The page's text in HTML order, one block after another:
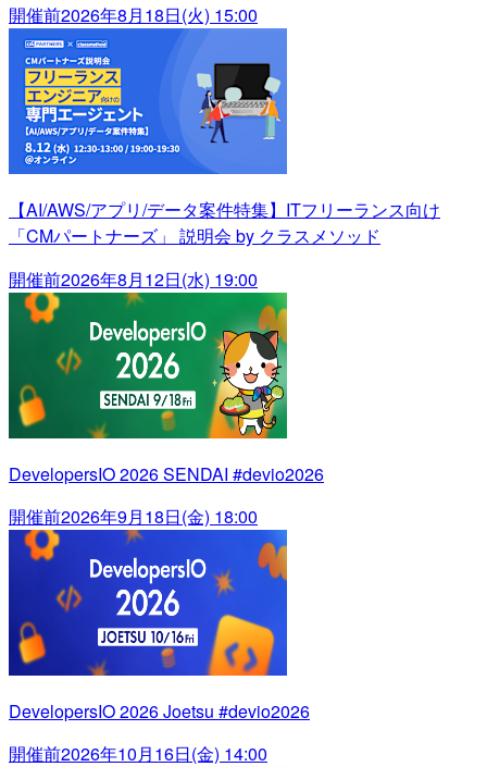
開催前2026年8月18日(火) 15:00
【AI/AWS/アプリ/データ案件特集】ITフリーランス向け
「CMパートナーズ」 説明会 by クラスメソッド
開催前2026年8月12日(水) 19:00
DevelopersIO 2026 SENDAI #devio2026
開催前2026年9月18日(金) 18:00
DevelopersIO 2026 Joetsu #devio2026
開催前2026年10月16日(金) 14:00